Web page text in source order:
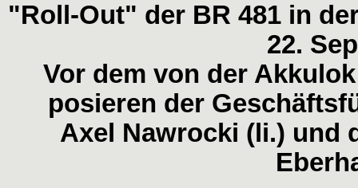
"Roll-Out" der BR 481 in
22.
Vor dem von der
posieren der
Axel Nawrocki (li.) und